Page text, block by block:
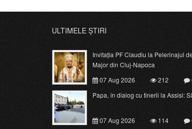
ULTIMELE ȘTIRI
Invitația PF Claudiu la Pelerinajul
Major din Cluj-Napoca
07 Aug 2026
212
Papa, în dialog cu tinerii la Assisi:
07 Aug 2026 114